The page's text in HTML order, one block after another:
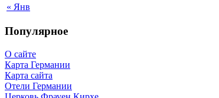
« Янв
Популярное
О сайте
Карта Германии
Карта сайта
Отели Германии